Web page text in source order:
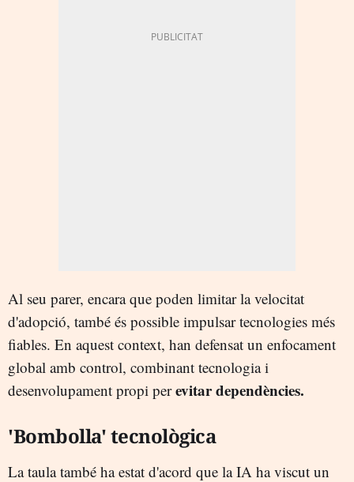
Al seu parer, encara que poden limitar la velocitat
d'adopció, també és possible impulsar tecnologies més
fiables. En aquest context, han defensat un enfocament
global amb control, combinant tecnologia i
desenvolupament propi perevitar dependències.
'Bombolla' tecnològica
La taula també ha estat d'acord que la IA ha viscut un